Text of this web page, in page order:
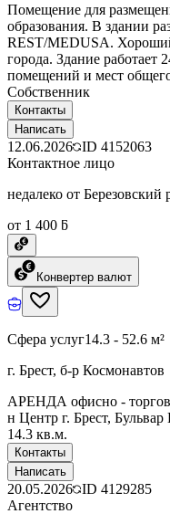
Помещение для
образования. В здании
REST/MEDUSA.
города. Здание работает
помещений и мест
Собственник
Контакты
Написать
12.06.2026 ID 4152063
Контактное лицо
недалеко от Березовский
от 1 400 ƃ
Конвертер валют
Сфера услуг14.3 - 52.6 м²
г. Брест, б-р Космонавтов
АРЕНДА офисно -
н Центр г. Брест,
14.3 кв.м.
Контакты
Написать
20.05.2026 ID 4129285
Агентство